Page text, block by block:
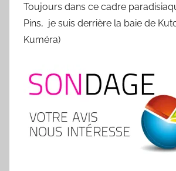
Toujours dans ce cadre
Pins, je suis derrière la baie de
Kuméra)